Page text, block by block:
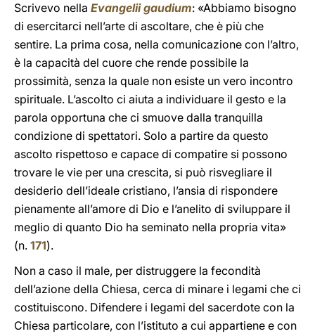
Scrivevo nella Evangelii gaudium: «Abbiamo bisogno
di esercitarci nell’arte di ascoltare, che è più che
sentire. La prima cosa, nella comunicazione con l’altro,
è la capacità del cuore che rende possibile la
prossimità, senza la quale non esiste un vero incontro
spirituale. L’ascolto ci aiuta a individuare il gesto e la
parola opportuna che ci smuove dalla tranquilla
condizione di spettatori. Solo a partire da questo
ascolto rispettoso e capace di compatire si possono
trovare le vie per una crescita, si può risvegliare il
desiderio dell’ideale cristiano, l’ansia di rispondere
pienamente all’amore di Dio e l’anelito di sviluppare il
meglio di quanto Dio ha seminato nella propria vita»
(n. 171).
Non a caso il male, per distruggere la fecondità
dell’azione della Chiesa, cerca di minare i legami che ci
costituiscono. Difendere i legami del sacerdote con la
Chiesa particolare, con l’istituto a cui appartiene e con